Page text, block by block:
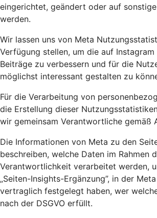
eingerichtet, geändert oder auf
werden.
Wir lassen uns von Meta
Verfügung stellen, um die auf
Beiträge zu verbessern und für die
möglichst interessant gestalten zu
Für die Verarbeitung von
die Erstellung dieser
wir gemeinsam Verantwortliche gemäß
Die Informationen von Meta zu den
beschreiben, welche Daten im Rahmen
Verantwortlichkeit verarbeitet werden,
„Seiten-Insights-Ergänzung”, in der
vertraglich festgelegt haben, wer
nach der DSGVO erfüllt.